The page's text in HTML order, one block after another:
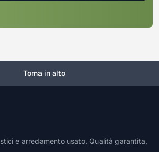
Torna in alto
e arredamento usato. Qualità garantita,